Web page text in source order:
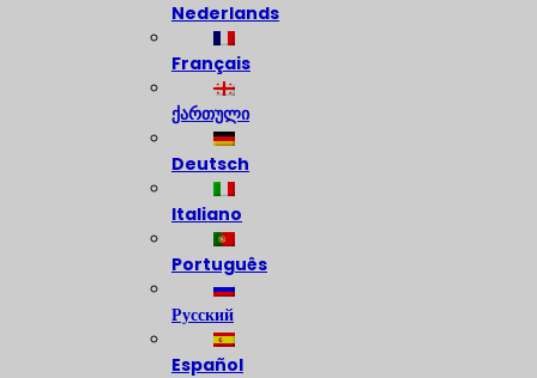
Nederlands
Français
ქართული
Deutsch
Italiano
Português
Русский
Español